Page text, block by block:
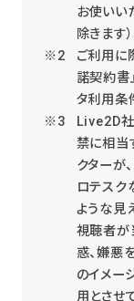
お使いい
除きます）
ご利用に
諾契約書
タ利用条
Live2D
禁に相当
クターが
ロテスク
ような見
視聴者が
惑、嫌悪
のイメー
用とさせ